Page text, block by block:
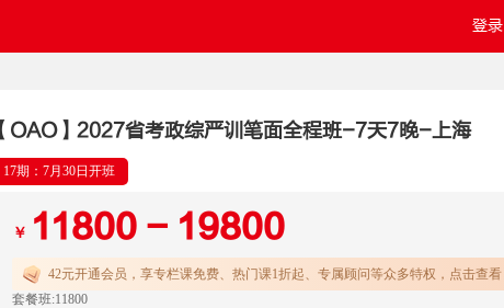
登录
【OAO】2027省考政综严训笔面全程班-7天7晚-上海
17期：7月30日开班
￥ 11800 - 19800
42元开通会员，享专栏课免费、热门课1折起、专属顾问等众多特权，点击查看
套餐班:11800